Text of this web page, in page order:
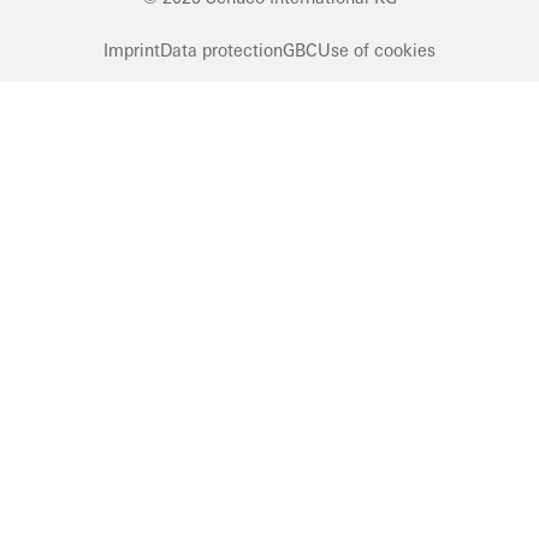
ImprintData protectionGBCUse of cookies